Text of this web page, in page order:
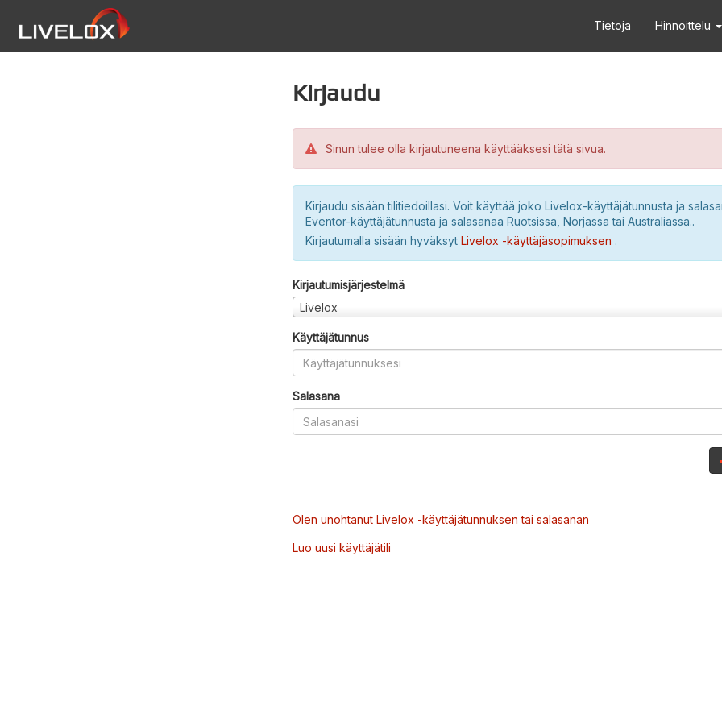
Tietoja Hinnoittelu
Kirjaudu
Sinun tulee olla kirjautuneena käyttääksesi tätä sivua.
Kirjaudu sisään tilitiedoillasi. Voit käyttää joko Livelox-käyttäjätunnusta ja
Eventor-käyttäjätunnusta ja salasanaa Ruotsissa, Norjassa tai Australiassa..
Kirjautumalla sisään hyväksyt Livelox -käyttäjäsopimuksen .
Kirjautumisjärjestelmä
Livelox
Käyttäjätunnus
Salasana
Olen unohtanut Livelox -käyttäjätunnuksen tai salasanan
Luo uusi käyttäjätili